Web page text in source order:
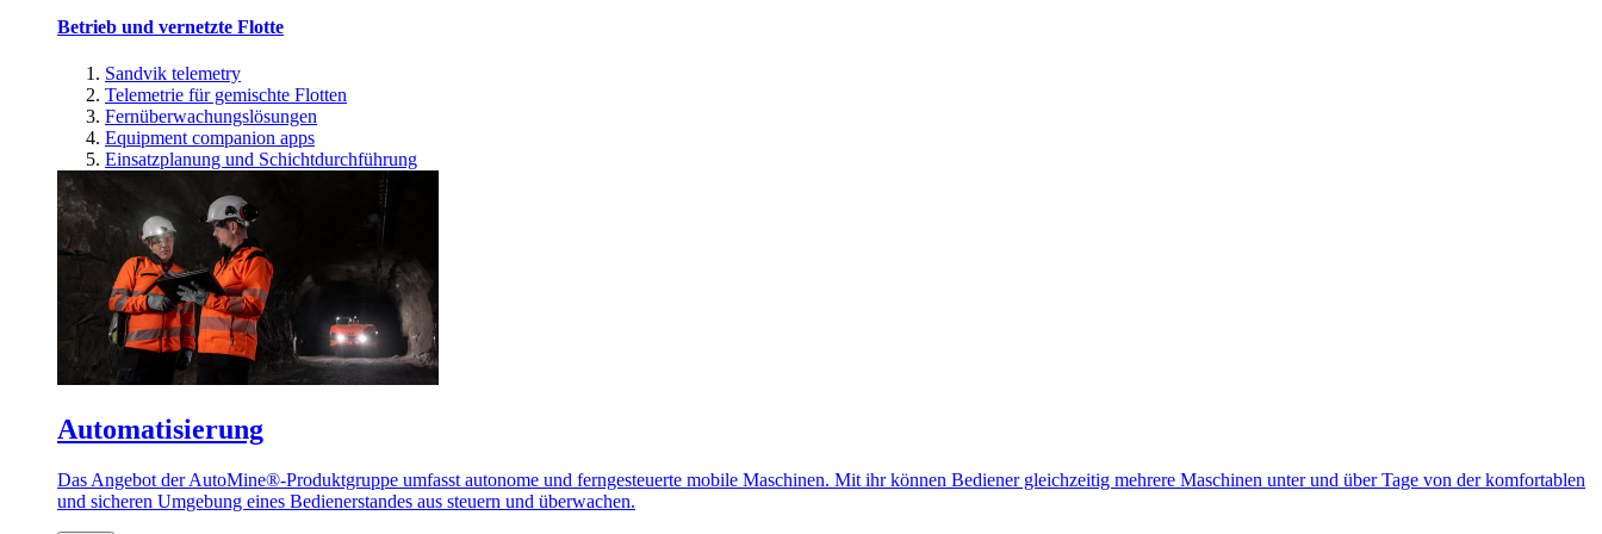
Betrieb und vernetzte Flotte
Sandvik telemetry
Telemetrie für gemischte Flotten
Fernüberwachungslösungen
Equipment companion apps
Einsatzplanung und Schichtdurchführung
Automatisierung
Das Angebot der AutoMine®-Produktgruppe umfasst autonome und ferngesteuerte mobile Maschinen. Mit ihr können Bediener gleichzeitig mehrere Maschinen unter und über Tage von der komfortablen
und sicheren Umgebung eines Bedienerstandes aus steuern und überwachen.